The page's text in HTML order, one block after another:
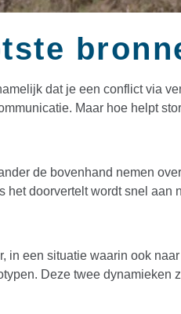
dat je een conflict via
Maar hoe helpt
de bovenhand nemen
doorvertelt wordt snel aan
in een situatie waarin ook
Deze twee